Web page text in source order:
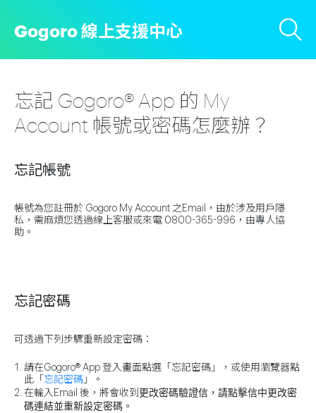
Gogoro 線上支援中心
忘記 Gogoro® App 的 My
Account 帳號或密碼怎麼辦？
忘記帳號
帳號為您註冊於 Gogoro My Account 之Email，由於涉及用戶隱
私，需麻煩您透過線上客服或來電 0800-365-996，由專人協
助。
忘記密碼
可透過下列步驟重新設定密碼：
請在Gogoro® App 登入畫面點選「忘記密碼」，或使用瀏覽器點
此「 忘記密碼 」。
在輸入Email 後，將會收到 更改密碼驗證信 ，請點擊信中更改密
碼連結並重新設定密碼。